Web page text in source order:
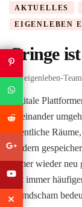
AKTUELLES
EIGENLEBEN
Cringe
voneigenleben-Team
Digitale
miteinander
öffentliche
sondern
immer wieder neu
fällt immer
Fremdscham